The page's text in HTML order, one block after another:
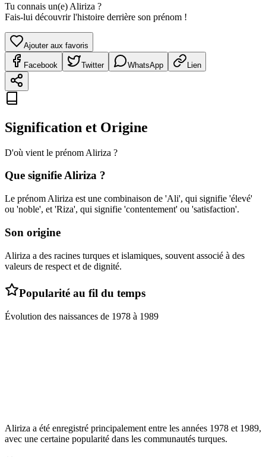
Tu connais un(e) Aliriza ?
Fais-lui découvrir l'histoire derrière son prénom !
Ajouter aux favoris
Facebook Twitter WhatsApp Lien
Signification et Origine
D'où vient le prénom Aliriza ?
Que signifieAliriza ?
Le prénom Aliriza est une combinaison de 'Ali', qui signifie 'élevé'
ou 'noble', et 'Riza', qui signifie 'contentement' ou 'satisfaction'.
Son origine
Aliriza a des racines turques et islamiques, souvent associé à des
valeurs de respect et de dignité.
Popularité au fil du temps
Évolution des naissances de 1978 à 1989
Aliriza a été enregistré principalement entre les années 1978 et 1989,
avec une certaine popularité dans les communautés turques.